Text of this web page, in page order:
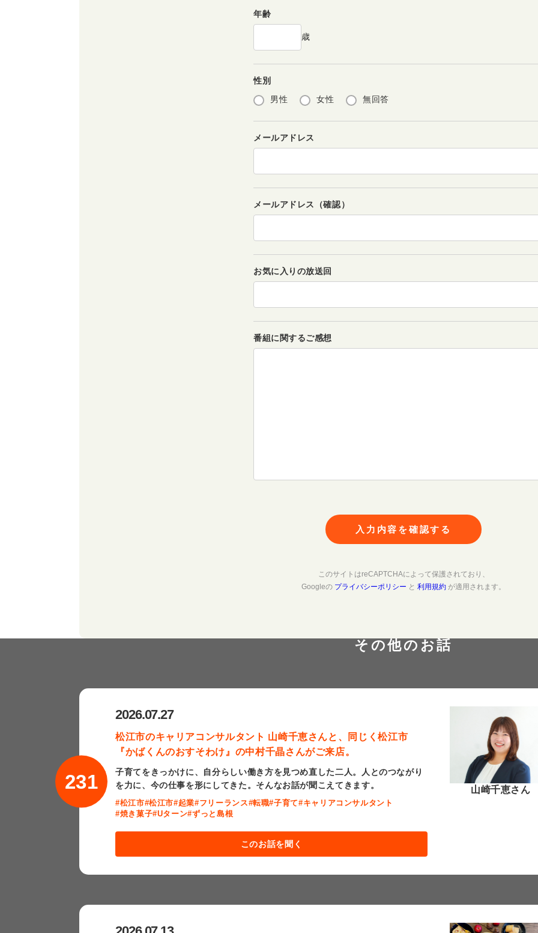
年齢
歳
性別
男性
女性 無回答
メールアドレス
メールアドレス（確認）
お気に入りの放送回
番組に関するご感想
入力内容を確認する
このサイトはreCAPTCHAによって保護されており、
Googleの プライバシーポリシー と 利用規約 が適用されます。
その他のお話
231
2026.07.27
松江市のキャリアコンサルタント 山崎千恵さんと、同じく松江市
『かばくんのおすそわけ』の中村千晶さんがご来店。
子育てをきっかけに、自分らしい働き方を見つめ直した二人。人とのつながり
を力に、今の仕事を形にしてきた。そんなお話が聞こえてきます。
#松江市#松江市#起業#フリーランス#転職#子育て#キャリアコンサルタント
#焼き菓子#Uターン#ずっと島根
このお話を聞く
山崎千恵さん